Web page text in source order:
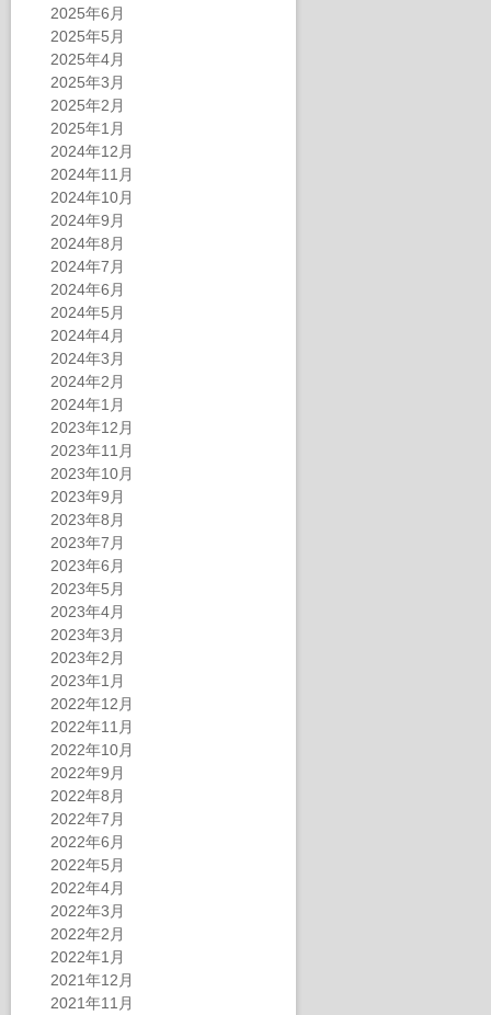
2025年6月
2025年5月
2025年4月
2025年3月
2025年2月
2025年1月
2024年12月
2024年11月
2024年10月
2024年9月
2024年8月
2024年7月
2024年6月
2024年5月
2024年4月
2024年3月
2024年2月
2024年1月
2023年12月
2023年11月
2023年10月
2023年9月
2023年8月
2023年7月
2023年6月
2023年5月
2023年4月
2023年3月
2023年2月
2023年1月
2022年12月
2022年11月
2022年10月
2022年9月
2022年8月
2022年7月
2022年6月
2022年5月
2022年4月
2022年3月
2022年2月
2022年1月
2021年12月
2021年11月